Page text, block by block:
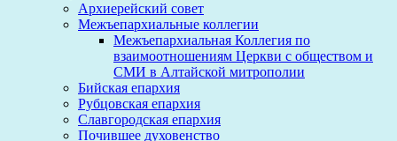
Архиерейский совет
Межъепархиальные коллегии
Межъепархиальная Коллегия по
взаимоотношениям Церкви с обществом и
СМИ в Алтайской митрополии
Бийская епархия
Рубцовская епархия
Славгородская епархия
Почившее духовенство